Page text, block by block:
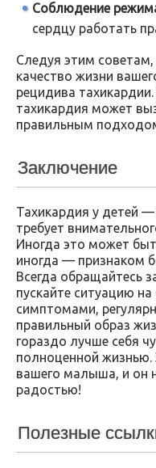
Соблюдение
сердцу работать
Следуя этим
качество жизни
рецидива
тахикардия может
правильным
Заключение
Тахикардия у детей
требует
Иногда это может
иногда — признаком
Всегда обращайтесь
пускайте ситуацию
симптомами,
правильный образ
гораздо лучше себя
полноценной жизнью.
вашего малыша, и он
радостью!
Полезные